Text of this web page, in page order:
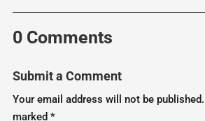
0 Comments
Submit a Comment
Your email address will not be published.
marked *